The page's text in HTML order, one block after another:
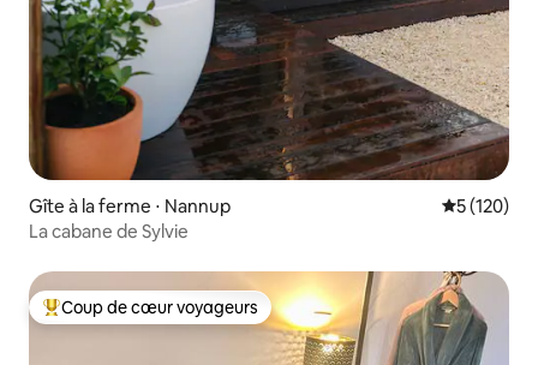
Gîte à la ferme ⋅ Nannup Évaluation
5 (120)
La cabane de Sylvie
Coups de cœur voyageurs les plus appréciés
Coup de cœur voyageurs